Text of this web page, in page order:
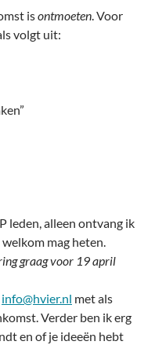
isontmoeten. Voor
volgt uit:
leden, alleen ontvang ik
mag heten.
graag voor 19 april
info@hvier.nl met als
Verder ben ik erg
en of je ideeën hebt